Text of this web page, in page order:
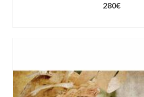
280€
variations.
Les
options